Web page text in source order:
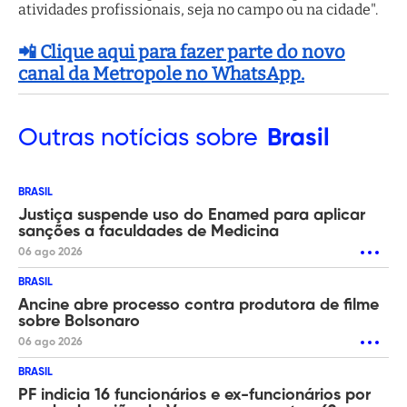
atividades profissionais, seja no campo ou na cidade".
📲 Clique aqui para fazer parte do novo
canal da Metropole no WhatsApp.
Outras notícias sobre Brasil
BRASIL
Justiça suspende uso do Enamed para aplicar
sanções a faculdades de Medicina
06 ago 2026
BRASIL
Ancine abre processo contra produtora de filme
sobre Bolsonaro
06 ago 2026
BRASIL
PF indicia 16 funcionários e ex-funcionários por